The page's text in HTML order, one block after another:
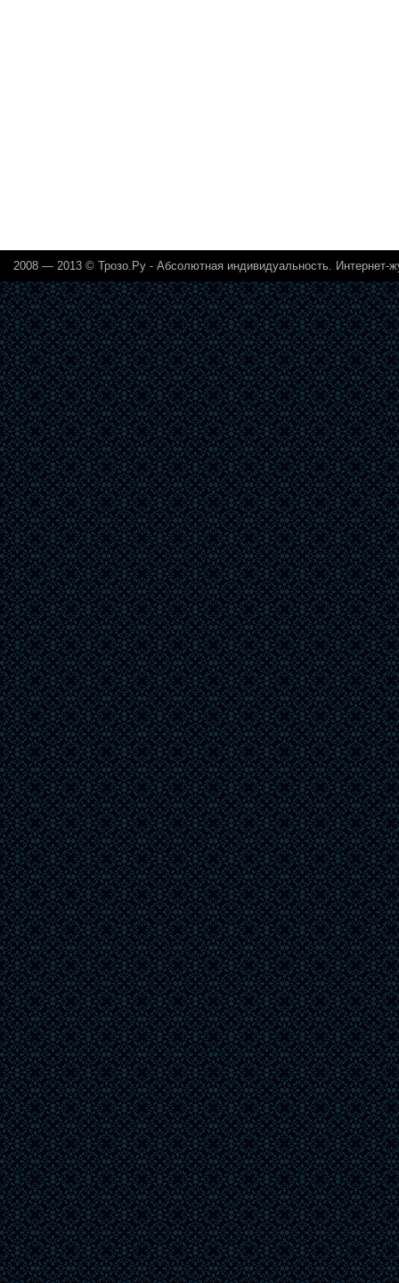
2008 — 2013 © Трозо.Ру - Абсолютная индивидуальность. Интернет-